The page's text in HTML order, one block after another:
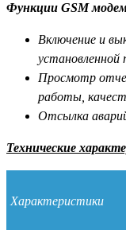
Функции GSM
Включение и
установленной
Просмотр
работы,
Отсылка
Технические
Характеристики